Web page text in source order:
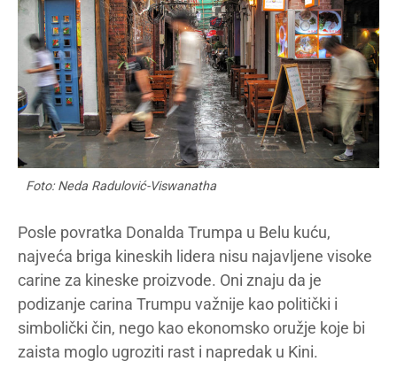
Foto: Neda Radulović-Viswanatha
Posle povratka Donalda Trumpa u Belu kuću,
najveća briga kineskih lidera nisu najavljene visoke
carine za kineske proizvode. Oni znaju da je
podizanje carina Trumpu važnije kao politički i
simbolički čin, nego kao ekonomsko oružje koje bi
zaista moglo ugroziti rast i napredak u Kini.